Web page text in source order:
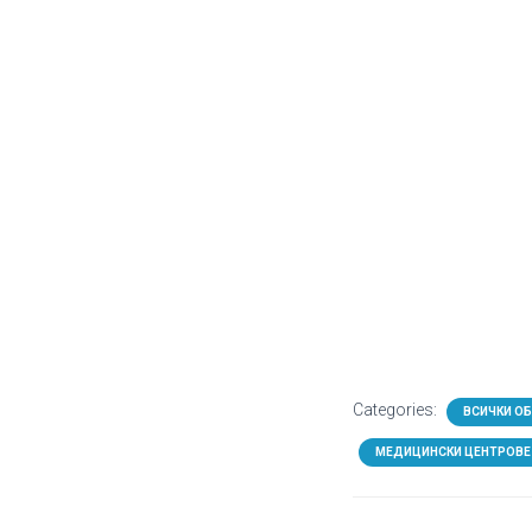
Categories: ВСИЧКИ
МЕДИЦИНСКИ ЦЕНТРОВЕ